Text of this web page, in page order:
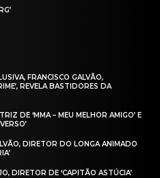
FRANCISCO GALVÃO,
REVELA BASTIDORES DA
DE ‘MMA – MEU MELHOR AMIGO’ E
DIRETOR DO LONGA ANIMADO
DIRETOR DE ‘CAPITÃO ASTÚCIA’